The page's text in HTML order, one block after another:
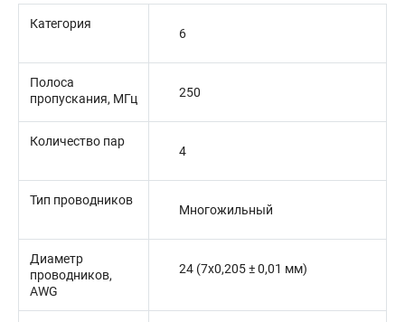
Категория
6
Полоса
пропускания, МГц
250
Количество пар
4
Тип проводников
Многожильный
Диаметр
проводников,
AWG
24 (7x0,205 ± 0,01 мм)